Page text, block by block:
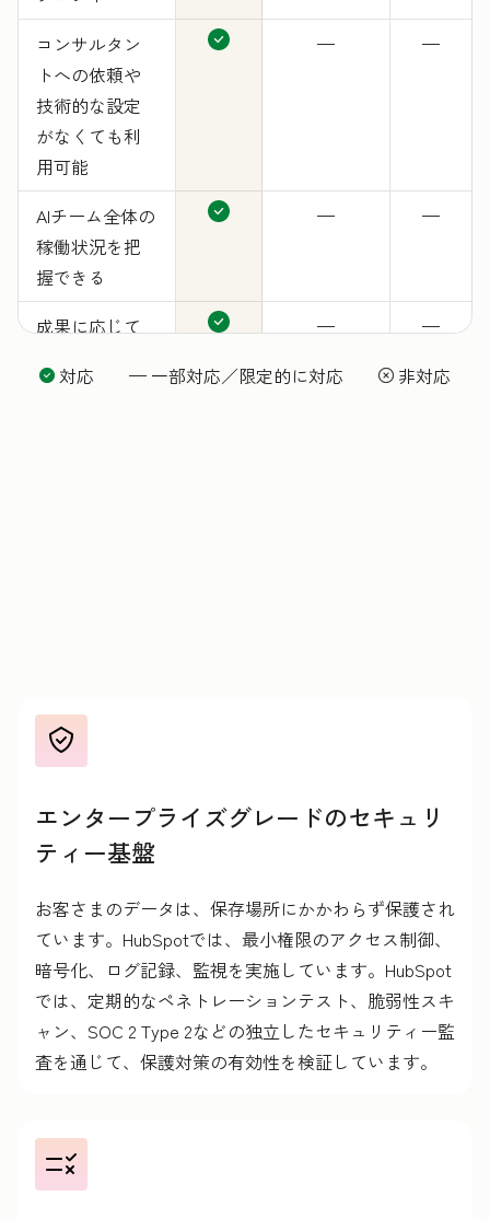
コンサルタン
トへの依頼や
技術的な設定
がなくても利
用可能
— —
AIチーム全体の
稼働状況を把
握できる
— —
成果に応じて
—
—
対応 — 一部対応／限定的に対応
非対応
エンタープライズグレードのセキュリ
ティー基盤
お客さまのデータは、保存場所にかかわらず保護され
ています。HubSpotでは、最小権限のアクセス制御、
暗号化、ログ記録、監視を実施しています。HubSpot
では、定期的なペネトレーションテスト、脆弱性スキ
ャン、SOC 2 Type 2などの独立したセキュリティー監
査を通じて、保護対策の有効性を検証しています。